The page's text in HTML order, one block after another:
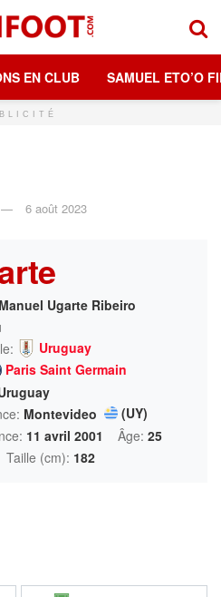
EN CLUB SAMUEL ETO’O
6 août 2023
Manuel Ugarte Ribeiro
Uruguay
Paris Saint Germain
Montevideo
(UY)
11 avril 2001 Âge: 25
Taille (cm): 182